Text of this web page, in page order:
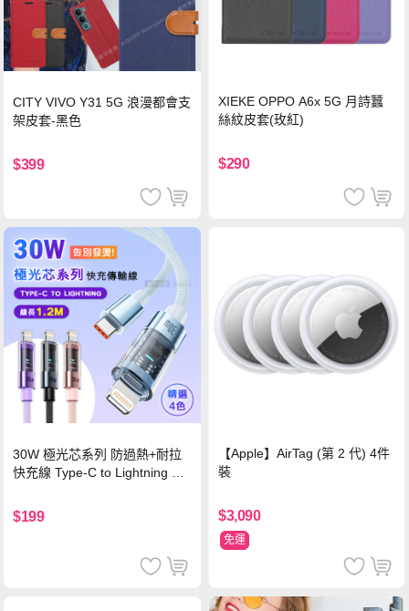
CITY VIVO Y31 5G 浪漫都會支
架皮套-黑色
$399
XIEKE OPPO A6x 5G 月詩蠶
絲紋皮套(玫紅)
$290
30W 極光芯系列 防過熱+耐拉
快充線 Type-C to Lightning 傳
$199
【Apple】AirTag (第 2 代) 4件
裝
$3,090
免運